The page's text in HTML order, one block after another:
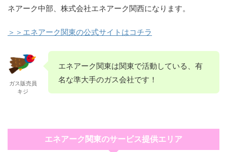
ネアーク中部、株式会社エネアーク関西になります。
＞＞エネアーク関東の公式サイトはコチラ
ガス販売員
キジ
エネアーク関東は関東で活動している、有
名な準大手のガス会社です！
エネアーク関東のサービス提供エリア